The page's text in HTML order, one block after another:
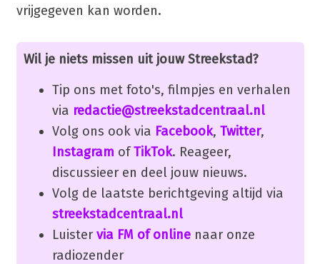
vrijgegeven kan worden.
Wil je niets missen uit jouw Streekstad?
Tip ons met foto's, filmpjes en verhalen
via redactie@streekstadcentraal.nl
Volg ons ook via Facebook, Twitter,
Instagram ofTikTok. Reageer,
discussieer en deel jouw nieuws.
Volg de laatste berichtgeving altijd via
streekstadcentraal.nl
Luister via FM of onlinenaar onze
radiozender